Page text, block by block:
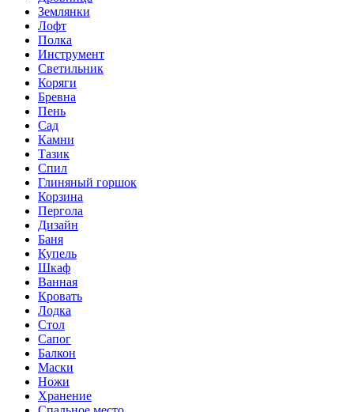
Землянки
Лофт
Полка
Инструмент
Светильник
Коряги
Бревна
Пень
Сад
Камни
Тазик
Спил
Глиняный горшок
Корзина
Пергола
Дизайн
Баня
Купель
Шкаф
Ванная
Кровать
Лодка
Стол
Сапог
Балкон
Маски
Ножи
Хранение